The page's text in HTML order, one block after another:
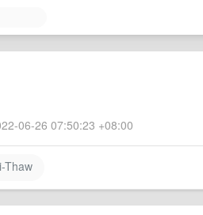
06-26 07:50:23 +08:00
Thaw